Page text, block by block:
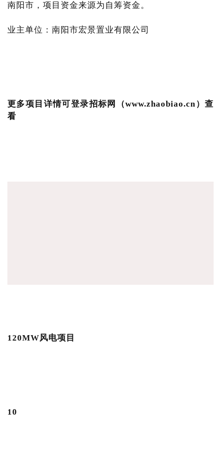
南阳市，项目资金来源为自筹资金。
业主单位：南阳市宏景置业有限公司
更多项目详情可登录招标网（www.zhaobiao.cn）查
看
120MW风电项目
10